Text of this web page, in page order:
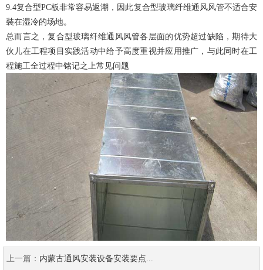
9.4复合型PC板非常容易返潮，因此复合型玻璃纤维通风风管不适合安
裝在湿冷的场地。
总而言之，复合型玻璃纤维通风风管各层面的优势超过缺陷，期待大
伙儿在工程项目实践活动中给予高度重视并应用推广，与此同时在工
程施工全过程中铭记之上常见问题
上一篇： 内蒙古通风安装设备安装要点...